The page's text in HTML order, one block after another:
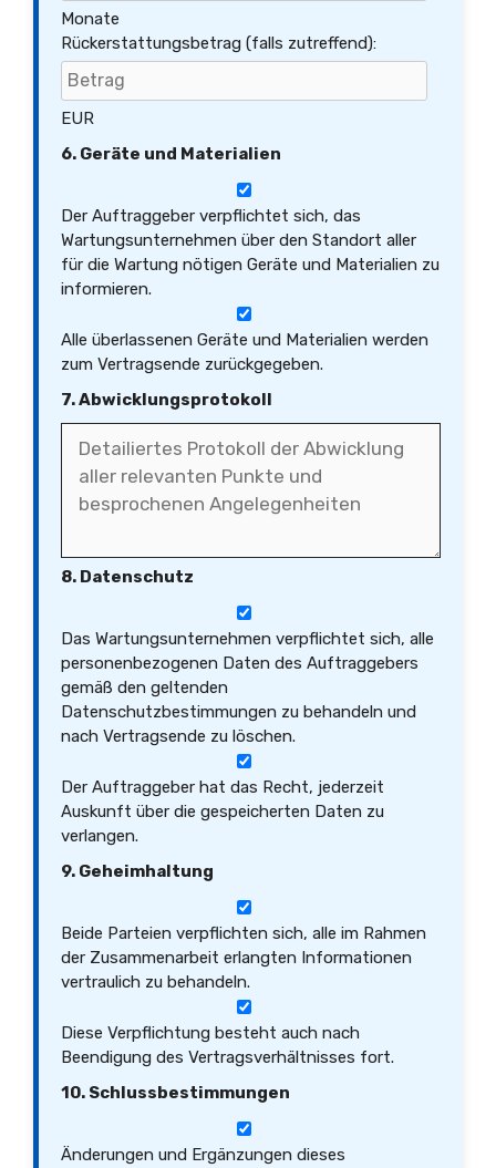
Monate
Rückerstattungsbetrag (falls zutreffend):
EUR
6. Geräte und Materialien
Der Auftraggeber verpflichtet sich, das
Wartungsunternehmen über den Standort aller
für die Wartung nötigen Geräte und Materialien zu
informieren.
Alle überlassenen Geräte und Materialien werden
zum Vertragsende zurückgegeben.
7. Abwicklungsprotokoll
8. Datenschutz
Das Wartungsunternehmen verpflichtet sich, alle
personenbezogenen Daten des Auftraggebers
gemäß den geltenden
Datenschutzbestimmungen zu behandeln und
nach Vertragsende zu löschen.
Der Auftraggeber hat das Recht, jederzeit
Auskunft über die gespeicherten Daten zu
verlangen.
9. Geheimhaltung
Beide Parteien verpflichten sich, alle im Rahmen
der Zusammenarbeit erlangten Informationen
vertraulich zu behandeln.
Diese Verpflichtung besteht auch nach
Beendigung des Vertragsverhältnisses fort.
10. Schlussbestimmungen
Änderungen und Ergänzungen dieses